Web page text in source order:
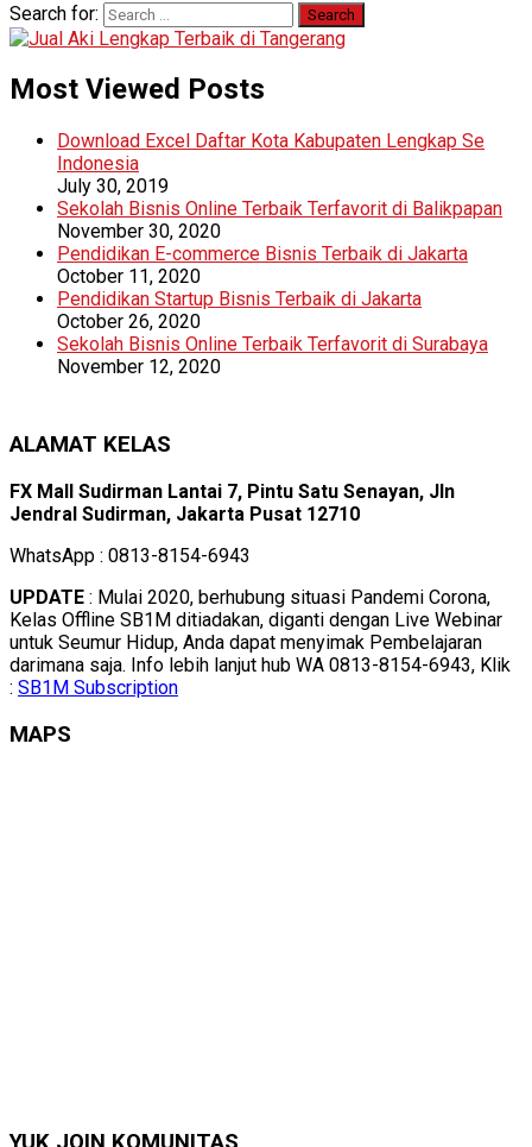
Search for:
Most Viewed Posts
Download Excel Daftar Kota Kabupaten Lengkap Se
Indonesia
July 30, 2019
Sekolah Bisnis Online Terbaik Terfavorit di Balikpapan
November 30, 2020
Pendidikan E-commerce Bisnis Terbaik di Jakarta
October 11, 2020
Pendidikan Startup Bisnis Terbaik di Jakarta
October 26, 2020
Sekolah Bisnis Online Terbaik Terfavorit di Surabaya
November 12, 2020
ALAMAT KELAS
FX Mall Sudirman Lantai 7, Pintu Satu Senayan, Jln
Jendral Sudirman, Jakarta Pusat 12710
WhatsApp : 0813-8154-6943
UPDATE : Mulai 2020, berhubung situasi Pandemi Corona,
Kelas Offline SB1M ditiadakan, diganti dengan Live Webinar
untuk Seumur Hidup, Anda dapat menyimak Pembelajaran
darimana saja. Info lebih lanjut hub WA 0813-8154-6943, Klik
: SB1M Subscription
MAPS